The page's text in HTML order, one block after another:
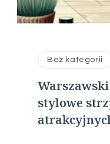
Bez kategorii
stylowe